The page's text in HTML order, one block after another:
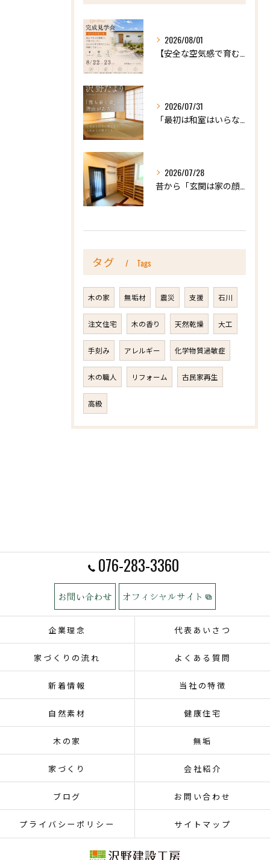
2026/08/01
2026/07/31
2026/07/28
タグ Tags
木の家 無垢材 震災 支援 石川
注文住宅 木の香り 天然乾燥 大工
手刻み アレルギー 化学物質過敏症
木の職人 リフォーム 古民家再生
高級
076-283-3360
お問い合わせ オフィシャルサイト
企業理念 代表あいさつ
家づくりの流れ よくある質問
新着情報 当社の特徴
自然素材 健康住宅
木の家 無垢
家づくり 会社紹介
ブログ お問い合わせ
プライバシーポリシー サイトマップ